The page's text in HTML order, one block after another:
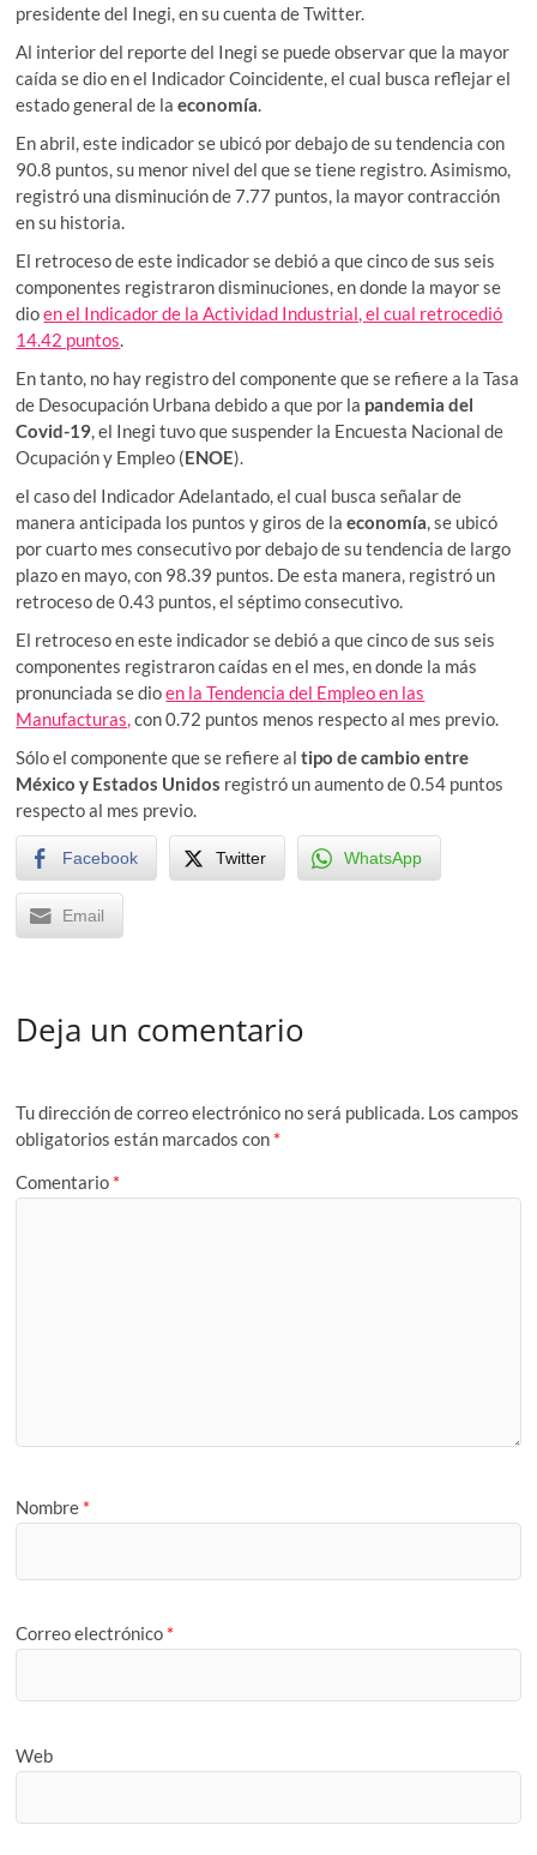
presidente del Inegi, en su cuenta de Twitter.
Al interior del reporte del Inegi se puede observar que la mayor
caída se dio en el Indicador Coincidente, el cual busca reflejar el
estado general de laeconomía.
En abril, este indicador se ubicó por debajo de su tendencia con
90.8 puntos, su menor nivel del que se tiene registro. Asimismo,
registró una disminución de 7.77 puntos, la mayor contracción
en su historia.
El retroceso de este indicador se debió a que cinco de sus seis
componentes registraron disminuciones, en donde la mayor se
dioen el Indicador de la Actividad Industrial, el cual retrocedió
14.42 puntos.
En tanto, no hay registro del componente que se refiere a la Tasa
de Desocupación Urbana debido a que por la pandemia del
Covid-19, el Inegi tuvo que suspender la Encuesta Nacional de
Ocupación y Empleo (ENOE).
el caso del Indicador Adelantado, el cual busca señalar de
manera anticipada los puntos y giros de laeconomía, se ubicó
por cuarto mes consecutivo por debajo de su tendencia de largo
plazo en mayo, con 98.39 puntos. De esta manera, registró un
retroceso de 0.43 puntos, el séptimo consecutivo.
El retroceso en este indicador se debió a que cinco de sus seis
componentes registraron caídas en el mes, en donde la más
pronunciada se dioen la Tendencia del Empleo en las
Manufacturas,con 0.72 puntos menos respecto al mes previo.
Sólo el componente que se refiere altipo de cambio entre
México y Estados Unidos registró un aumento de 0.54 puntos
respecto al mes previo.
Facebook Twitter WhatsApp
Email
Deja un comentario
Tu dirección de correo electrónico no será publicada. Los campos
obligatorios están marcados con *
Comentario *
Nombre *
Correo electrónico *
Web